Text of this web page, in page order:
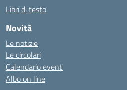
Libri di testo
Novità
Le notizie
Le circolari
Calendario eventi
Albo on line